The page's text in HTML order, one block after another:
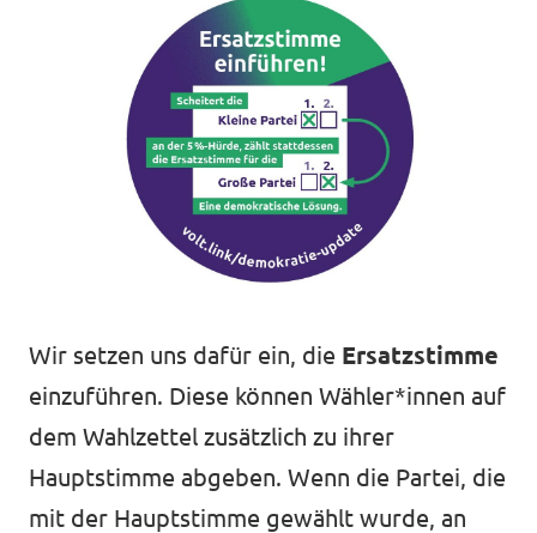
Wir setzen uns dafür ein, die Ersatzstimme
einzuführen. Diese können Wähler*innen auf
dem Wahlzettel zusätzlich zu ihrer
Hauptstimme abgeben. Wenn die Partei, die
mit der Hauptstimme gewählt wurde, an